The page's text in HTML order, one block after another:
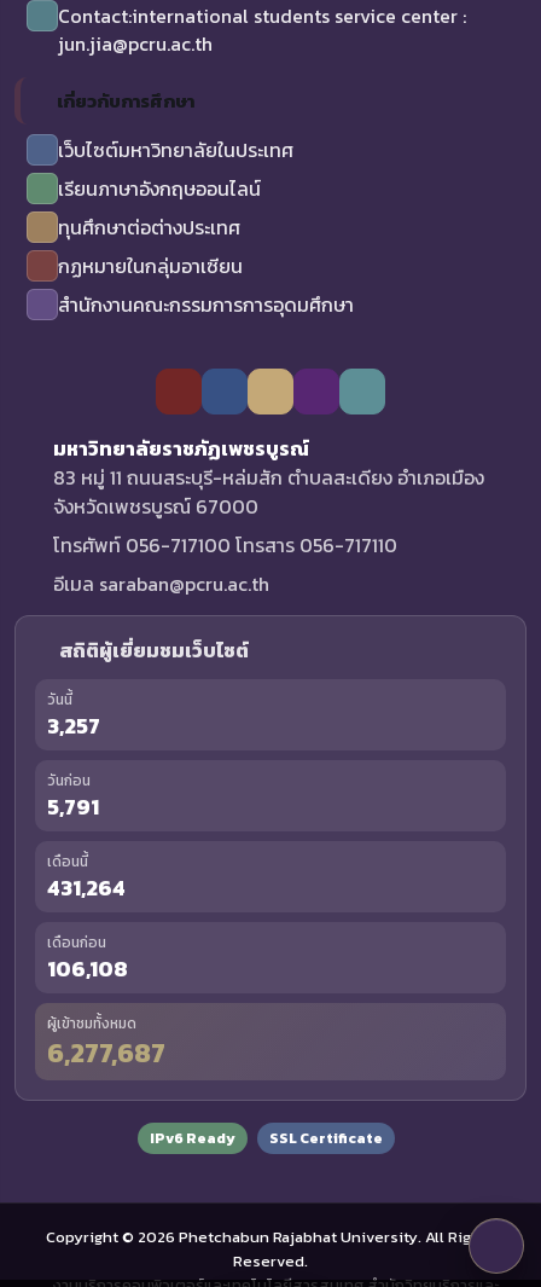
Contact:international students service center :
jun.jia@pcru.ac.th
เกี่ยวกับการศึกษา
เว็บไซต์มหาวิทยาลัยในประเทศ
เรียนภาษาอังกฤษออนไลน์
ทุนศึกษาต่อต่างประเทศ
กฏหมายในกลุ่มอาเซียน
สำนักงานคณะกรรมการการอุดมศึกษา
มหาวิทยาลัยราชภัฏเพชรบูรณ์
83 หมู่ 11 ถนนสระบุรี-หล่มสัก ตำบลสะเดียง อำเภอเมือง
จังหวัดเพชรบูรณ์ 67000
โทรศัพท์ 056-717100 โทรสาร 056-717110
อีเมล saraban@pcru.ac.th
สถิติผู้เยี่ยมชมเว็บไซต์
วันนี้
3,257
วันก่อน
5,791
เดือนนี้
431,264
เดือนก่อน
106,108
ผู้เข้าชมทั้งหมด
6,277,687
IPv6 Ready SSL Certificate
Copyright © 2026 Phetchabun Rajabhat University. All Rights
Reserved.